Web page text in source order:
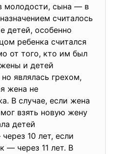
сына — в
считалось
детей, особенно
ребенка считался
от того, кто им был
и детей
являлась грехом,
жена не
В случае, если жена
взять новую жену
детей
10 лет, если
— через 11 лет. В